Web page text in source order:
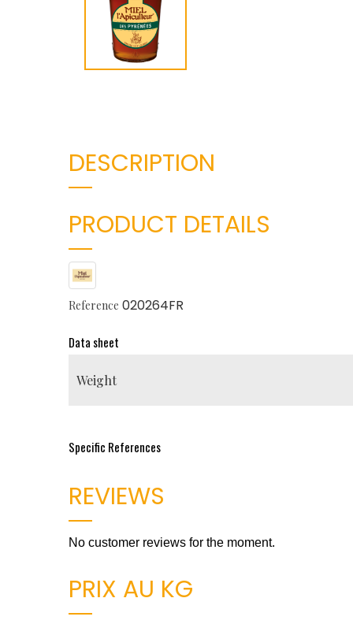
DESCRIPTION
PRODUCT DETAILS
Reference 020264FR
Data sheet
Weight
Specific References
REVIEWS
No customer reviews for the moment.
PRIX AU KG